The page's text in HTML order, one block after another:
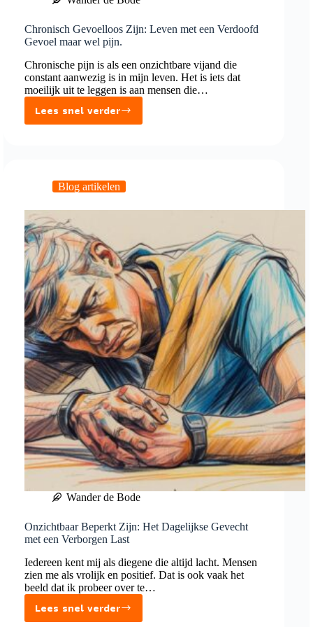
Chronisch Gevoelloos Zijn: Leven met een Verdoofd
Gevoel maar wel pijn.
Chronische pijn is als een onzichtbare vijand die
constant aanwezig is in mijn leven. Het is iets dat
moeilijk uit te leggen is aan mensen die…
Lees snel verder
Chronisch
met
Gevoel
maar
wel
pijn.
Blog artikelen
Wander de Bode
Onzichtbaar Beperkt Zijn: Het Dagelijkse Gevecht
met een Verborgen Last
Iedereen kent mij als diegene die altijd lacht. Mensen
zien me als vrolijk en positief. Dat is ook vaak het
beeld dat ik probeer over te…
Lees snel verder
Onzichtbaar